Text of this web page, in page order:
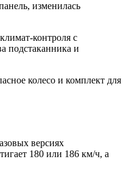
изменилась
контроля с
подстаканника и
колесо и комплект для
версиях
180 или 186 км/ч, а